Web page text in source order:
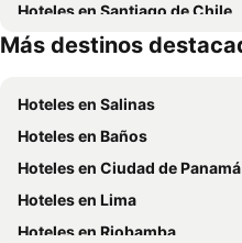
Hoteles en Santiago de Chile
Hoteles en Chicago
Más destinos
Hoteles en Salinas
Hoteles en Baños
Hoteles en Ciudad de Panamá
Hoteles en Lima
Hoteles en Riobamba